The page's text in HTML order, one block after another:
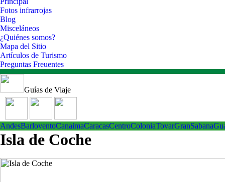
Fotos infrarrojas
Blog
Misceláneos
¿Quiénes somos?
Mapa del Sitio
Artículos de Turismo
Preguntas Freuentes
Guías de Viaje
AndesBarloventoCanaimaCaracasCentroColoniaTovarGranSabana
Isla de Coche